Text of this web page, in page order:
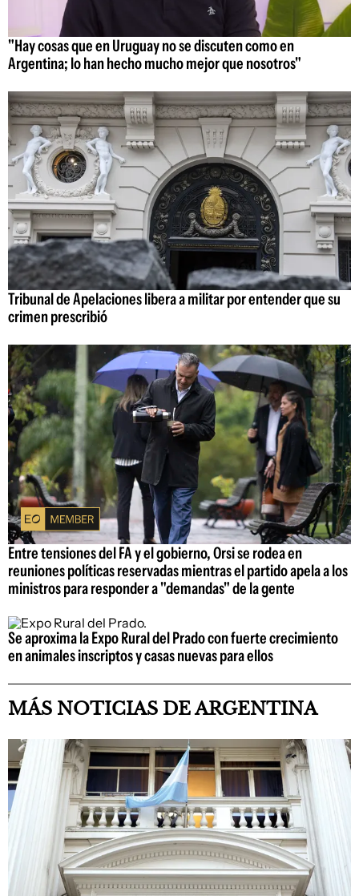
"Hay cosas que en Uruguay no se discuten como en
Argentina; lo han hecho mucho mejor que nosotros"
Tribunal de Apelaciones libera a militar por entender que su
crimen prescribió
Entre tensiones del FA y el gobierno, Orsi se rodea en
reuniones políticas reservadas mientras el partido apela a los
ministros para responder a "demandas" de la gente
Se aproxima la Expo Rural del Prado con fuerte crecimiento
en animales inscriptos y casas nuevas para ellos
MÁS NOTICIAS DE ARGENTINA